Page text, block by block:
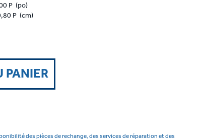
P (po)
P (cm)
PANIER
des pièces de rechange, des services de réparation et des